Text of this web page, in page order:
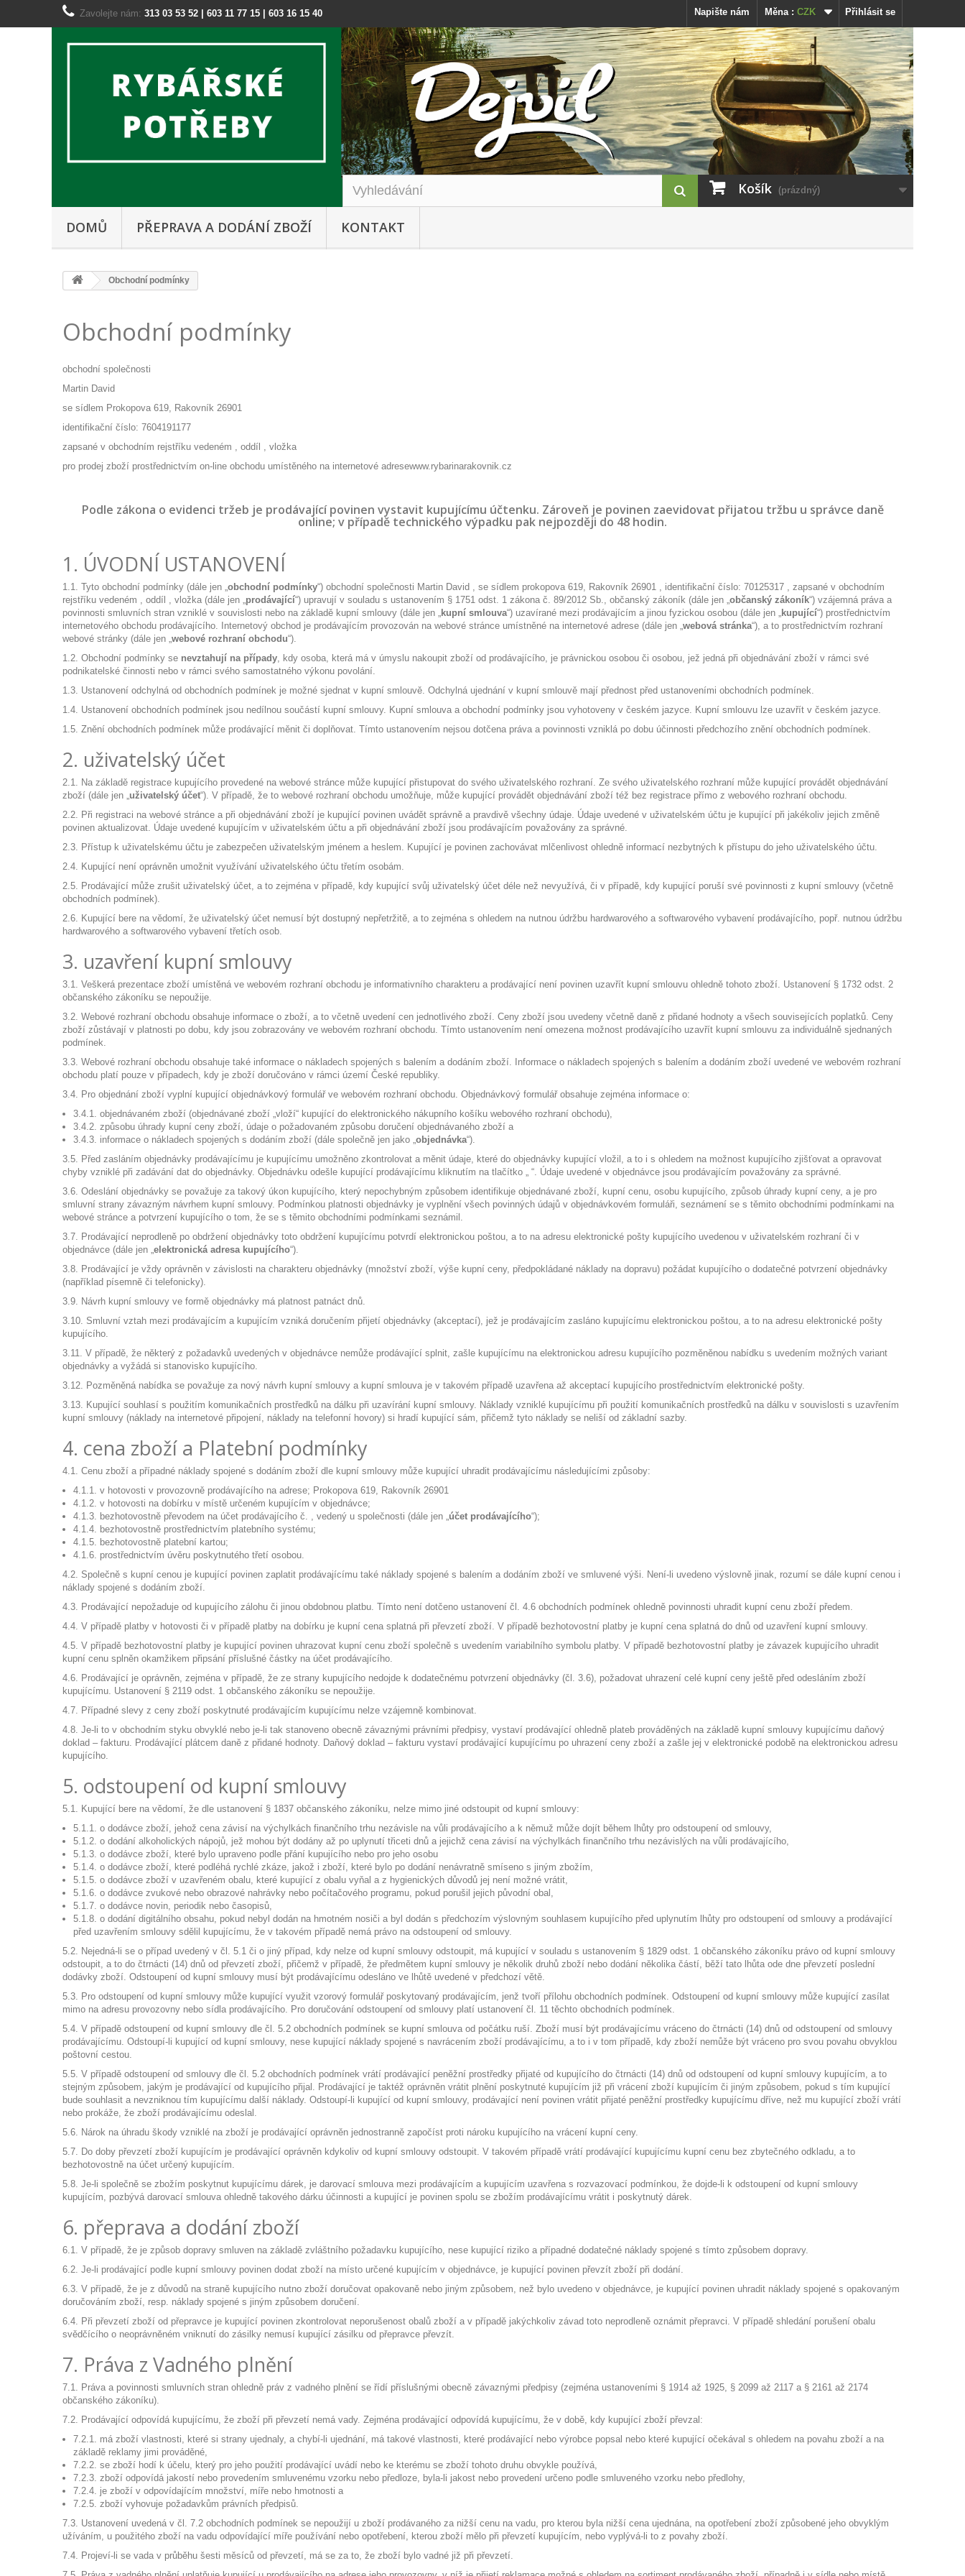
Přihlásit se
Měna : CZK
Napište nám
Zavolejte nám: 313 03 53 52 | 603 11 77 15 | 603 16 15 40
Košík (prázdný)
DOMŮ PŘEPRAVA A DODÁNÍ ZBOŽÍ KONTAKT
Obchodní podmínky
Obchodní podmínky
obchodní společnosti
Martin David
se sídlem Prokopova 619, Rakovník 26901
identifikační číslo: 7604191177
zapsané v obchodním rejstříku vedeném , oddíl , vložka
pro prodej zboží prostřednictvím on-line obchodu umístěného na internetové adresewww.rybarinarakovnik.cz
Podle zákona o evidenci tržeb je prodávající povinen vystavit kupujícímu účtenku. Zároveň je povinen zaevidovat přijatou tržbu u správce daně
online; v případě technického výpadku pak nejpozději do 48 hodin.
1. ÚVODNÍ USTANOVENÍ
1.1. Tyto obchodní podmínky (dále jen „obchodní podmínky“) obchodní společnosti Martin David , se sídlem prokopova 619, Rakovník 26901 , identifikační číslo: 70125317 , zapsané v obchodním
rejstříku vedeném , oddíl , vložka (dále jen „prodávající“) upravují v souladu s ustanovením § 1751 odst. 1 zákona č. 89/2012 Sb., občanský zákoník (dále jen „občanský zákoník“) vzájemná práva a
povinnosti smluvních stran vzniklé v souvislosti nebo na základě kupní smlouvy (dále jen „kupní smlouva“) uzavírané mezi prodávajícím a jinou fyzickou osobou (dále jen „kupující“) prostřednictvím
internetového obchodu prodávajícího. Internetový obchod je prodávajícím provozován na webové stránce umístněné na internetové adrese (dále jen „webová stránka“), a to prostřednictvím rozhraní
webové stránky (dále jen „webové rozhraní obchodu“).
1.2. Obchodní podmínky se nevztahují na případy, kdy osoba, která má v úmyslu nakoupit zboží od prodávajícího, je právnickou osobou či osobou, jež jedná při objednávání zboží v rámci své
podnikatelské činnosti nebo v rámci svého samostatného výkonu povolání.
1.3. Ustanovení odchylná od obchodních podmínek je možné sjednat v kupní smlouvě. Odchylná ujednání v kupní smlouvě mají přednost před ustanoveními obchodních podmínek.
1.4. Ustanovení obchodních podmínek jsou nedílnou součástí kupní smlouvy. Kupní smlouva a obchodní podmínky jsou vyhotoveny v českém jazyce. Kupní smlouvu lze uzavřít v českém jazyce.
1.5. Znění obchodních podmínek může prodávající měnit či doplňovat. Tímto ustanovením nejsou dotčena práva a povinnosti vzniklá po dobu účinnosti předchozího znění obchodních podmínek.
2. uživatelský účet
2.1. Na základě registrace kupujícího provedené na webové stránce může kupující přistupovat do svého uživatelského rozhraní. Ze svého uživatelského rozhraní může kupující provádět objednávání
zboží (dále jen „uživatelský účet“). V případě, že to webové rozhraní obchodu umožňuje, může kupující provádět objednávání zboží též bez registrace přímo z webového rozhraní obchodu.
2.2. Při registraci na webové stránce a při objednávání zboží je kupující povinen uvádět správně a pravdivě všechny údaje. Údaje uvedené v uživatelském účtu je kupující při jakékoliv jejich změně
povinen aktualizovat. Údaje uvedené kupujícím v uživatelském účtu a při objednávání zboží jsou prodávajícím považovány za správné.
2.3. Přístup k uživatelskému účtu je zabezpečen uživatelským jménem a heslem. Kupující je povinen zachovávat mlčenlivost ohledně informací nezbytných k přístupu do jeho uživatelského účtu.
2.4. Kupující není oprávněn umožnit využívání uživatelského účtu třetím osobám.
2.5. Prodávající může zrušit uživatelský účet, a to zejména v případě, kdy kupující svůj uživatelský účet déle než nevyužívá, či v případě, kdy kupující poruší své povinnosti z kupní smlouvy (včetně
obchodních podmínek).
2.6. Kupující bere na vědomí, že uživatelský účet nemusí být dostupný nepřetržitě, a to zejména s ohledem na nutnou údržbu hardwarového a softwarového vybavení prodávajícího, popř. nutnou údržbu
hardwarového a softwarového vybavení třetích osob.
3. uzavření kupní smlouvy
3.1. Veškerá prezentace zboží umístěná ve webovém rozhraní obchodu je informativního charakteru a prodávající není povinen uzavřít kupní smlouvu ohledně tohoto zboží. Ustanovení § 1732 odst. 2
občanského zákoníku se nepoužije.
3.2. Webové rozhraní obchodu obsahuje informace o zboží, a to včetně uvedení cen jednotlivého zboží. Ceny zboží jsou uvedeny včetně daně z přidané hodnoty a všech souvisejících poplatků. Ceny
zboží zůstávají v platnosti po dobu, kdy jsou zobrazovány ve webovém rozhraní obchodu. Tímto ustanovením není omezena možnost prodávajícího uzavřít kupní smlouvu za individuálně sjednaných
podmínek.
3.3. Webové rozhraní obchodu obsahuje také informace o nákladech spojených s balením a dodáním zboží. Informace o nákladech spojených s balením a dodáním zboží uvedené ve webovém rozhraní
obchodu platí pouze v případech, kdy je zboží doručováno v rámci území České republiky.
3.4. Pro objednání zboží vyplní kupující objednávkový formulář ve webovém rozhraní obchodu. Objednávkový formulář obsahuje zejména informace o:
3.4.1. objednávaném zboží (objednávané zboží „vloží“ kupující do elektronického nákupního košíku webového rozhraní obchodu),
3.4.2. způsobu úhrady kupní ceny zboží, údaje o požadovaném způsobu doručení objednávaného zboží a
3.4.3. informace o nákladech spojených s dodáním zboží (dále společně jen jako „objednávka“).
3.5. Před zasláním objednávky prodávajícímu je kupujícímu umožněno zkontrolovat a měnit údaje, které do objednávky kupující vložil, a to i s ohledem na možnost kupujícího zjišťovat a opravovat
chyby vzniklé při zadávání dat do objednávky. Objednávku odešle kupující prodávajícímu kliknutím na tlačítko „ “. Údaje uvedené v objednávce jsou prodávajícím považovány za správné.
3.6. Odeslání objednávky se považuje za takový úkon kupujícího, který nepochybným způsobem identifikuje objednávané zboží, kupní cenu, osobu kupujícího, způsob úhrady kupní ceny, a je pro
smluvní strany závazným návrhem kupní smlouvy. Podmínkou platnosti objednávky je vyplnění všech povinných údajů v objednávkovém formuláři, seznámení se s těmito obchodními podmínkami na
webové stránce a potvrzení kupujícího o tom, že se s těmito obchodními podmínkami seznámil.
3.7. Prodávající neprodleně po obdržení objednávky toto obdržení kupujícímu potvrdí elektronickou poštou, a to na adresu elektronické pošty kupujícího uvedenou v uživatelském rozhraní či v
objednávce (dále jen „elektronická adresa kupujícího“).
3.8. Prodávající je vždy oprávněn v závislosti na charakteru objednávky (množství zboží, výše kupní ceny, předpokládané náklady na dopravu) požádat kupujícího o dodatečné potvrzení objednávky
(například písemně či telefonicky).
3.9. Návrh kupní smlouvy ve formě objednávky má platnost patnáct dnů.
3.10. Smluvní vztah mezi prodávajícím a kupujícím vzniká doručením přijetí objednávky (akceptací), jež je prodávajícím zasláno kupujícímu elektronickou poštou, a to na adresu elektronické pošty
kupujícího.
3.11. V případě, že některý z požadavků uvedených v objednávce nemůže prodávající splnit, zašle kupujícímu na elektronickou adresu kupujícího pozměněnou nabídku s uvedením možných variant
objednávky a vyžádá si stanovisko kupujícího.
3.12. Pozměněná nabídka se považuje za nový návrh kupní smlouvy a kupní smlouva je v takovém případě uzavřena až akceptací kupujícího prostřednictvím elektronické pošty.
3.13. Kupující souhlasí s použitím komunikačních prostředků na dálku při uzavírání kupní smlouvy. Náklady vzniklé kupujícímu při použití komunikačních prostředků na dálku v souvislosti s uzavřením
kupní smlouvy (náklady na internetové připojení, náklady na telefonní hovory) si hradí kupující sám, přičemž tyto náklady se neliší od základní sazby.
4. cena zboží a Platební podmínky
4.1. Cenu zboží a případné náklady spojené s dodáním zboží dle kupní smlouvy může kupující uhradit prodávajícímu následujícími způsoby:
4.1.1. v hotovosti v provozovně prodávajícího na adrese; Prokopova 619, Rakovník 26901
4.1.2. v hotovosti na dobírku v místě určeném kupujícím v objednávce;
4.1.3. bezhotovostně převodem na účet prodávajícího č. , vedený u společnosti (dále jen „účet prodávajícího“);
4.1.4. bezhotovostně prostřednictvím platebního systému;
4.1.5. bezhotovostně platební kartou;
4.1.6. prostřednictvím úvěru poskytnutého třetí osobou.
4.2. Společně s kupní cenou je kupující povinen zaplatit prodávajícímu také náklady spojené s balením a dodáním zboží ve smluvené výši. Není-li uvedeno výslovně jinak, rozumí se dále kupní cenou i
náklady spojené s dodáním zboží.
4.3. Prodávající nepožaduje od kupujícího zálohu či jinou obdobnou platbu. Tímto není dotčeno ustanovení čl. 4.6 obchodních podmínek ohledně povinnosti uhradit kupní cenu zboží předem.
4.4. V případě platby v hotovosti či v případě platby na dobírku je kupní cena splatná při převzetí zboží. V případě bezhotovostní platby je kupní cena splatná do dnů od uzavření kupní smlouvy.
4.5. V případě bezhotovostní platby je kupující povinen uhrazovat kupní cenu zboží společně s uvedením variabilního symbolu platby. V případě bezhotovostní platby je závazek kupujícího uhradit
kupní cenu splněn okamžikem připsání příslušné částky na účet prodávajícího.
4.6. Prodávající je oprávněn, zejména v případě, že ze strany kupujícího nedojde k dodatečnému potvrzení objednávky (čl. 3.6), požadovat uhrazení celé kupní ceny ještě před odesláním zboží
kupujícímu. Ustanovení § 2119 odst. 1 občanského zákoníku se nepoužije.
4.7. Případné slevy z ceny zboží poskytnuté prodávajícím kupujícímu nelze vzájemně kombinovat.
4.8. Je-li to v obchodním styku obvyklé nebo je-li tak stanoveno obecně závaznými právními předpisy, vystaví prodávající ohledně plateb prováděných na základě kupní smlouvy kupujícímu daňový
doklad – fakturu. Prodávající plátcem daně z přidané hodnoty. Daňový doklad – fakturu vystaví prodávající kupujícímu po uhrazení ceny zboží a zašle jej v elektronické podobě na elektronickou adresu
kupujícího.
5. odstoupení od kupní smlouvy
5.1. Kupující bere na vědomí, že dle ustanovení § 1837 občanského zákoníku, nelze mimo jiné odstoupit od kupní smlouvy:
5.1.1. o dodávce zboží, jehož cena závisí na výchylkách finančního trhu nezávisle na vůli prodávajícího a k němuž může dojít během lhůty pro odstoupení od smlouvy,
5.1.2. o dodání alkoholických nápojů, jež mohou být dodány až po uplynutí třiceti dnů a jejichž cena závisí na výchylkách finančního trhu nezávislých na vůli prodávajícího,
5.1.3. o dodávce zboží, které bylo upraveno podle přání kupujícího nebo pro jeho osobu
5.1.4. o dodávce zboží, které podléhá rychlé zkáze, jakož i zboží, které bylo po dodání nenávratně smíseno s jiným zbožím,
5.1.5. o dodávce zboží v uzavřeném obalu, které kupující z obalu vyňal a z hygienických důvodů jej není možné vrátit,
5.1.6. o dodávce zvukové nebo obrazové nahrávky nebo počítačového programu, pokud porušil jejich původní obal,
5.1.7. o dodávce novin, periodik nebo časopisů,
5.1.8. o dodání digitálního obsahu, pokud nebyl dodán na hmotném nosiči a byl dodán s předchozím výslovným souhlasem kupujícího před uplynutím lhůty pro odstoupení od smlouvy a prodávající
před uzavřením smlouvy sdělil kupujícímu, že v takovém případě nemá právo na odstoupení od smlouvy.
5.2. Nejedná-li se o případ uvedený v čl. 5.1 či o jiný případ, kdy nelze od kupní smlouvy odstoupit, má kupující v souladu s ustanovením § 1829 odst. 1 občanského zákoníku právo od kupní smlouvy
odstoupit, a to do čtrnácti (14) dnů od převzetí zboží, přičemž v případě, že předmětem kupní smlouvy je několik druhů zboží nebo dodání několika částí, běží tato lhůta ode dne převzetí poslední
dodávky zboží. Odstoupení od kupní smlouvy musí být prodávajícímu odesláno ve lhůtě uvedené v předchozí větě.
5.3. Pro odstoupení od kupní smlouvy může kupující využit vzorový formulář poskytovaný prodávajícím, jenž tvoří přílohu obchodních podmínek. Odstoupení od kupní smlouvy může kupující zasílat
mimo na adresu provozovny nebo sídla prodávajícího. Pro doručování odstoupení od smlouvy platí ustanovení čl. 11 těchto obchodních podmínek.
5.4. V případě odstoupení od kupní smlouvy dle čl. 5.2 obchodních podmínek se kupní smlouva od počátku ruší. Zboží musí být prodávajícímu vráceno do čtrnácti (14) dnů od odstoupení od smlouvy
prodávajícímu. Odstoupí-li kupující od kupní smlouvy, nese kupující náklady spojené s navrácením zboží prodávajícímu, a to i v tom případě, kdy zboží nemůže být vráceno pro svou povahu obvyklou
poštovní cestou.
5.5. V případě odstoupení od smlouvy dle čl. 5.2 obchodních podmínek vrátí prodávající peněžní prostředky přijaté od kupujícího do čtrnácti (14) dnů od odstoupení od kupní smlouvy kupujícím, a to
stejným způsobem, jakým je prodávající od kupujícího přijal. Prodávající je taktéž oprávněn vrátit plnění poskytnuté kupujícím již při vrácení zboží kupujícím či jiným způsobem, pokud s tím kupující
bude souhlasit a nevzniknou tím kupujícímu další náklady. Odstoupí-li kupující od kupní smlouvy, prodávající není povinen vrátit přijaté peněžní prostředky kupujícímu dříve, než mu kupující zboží vrátí
nebo prokáže, že zboží prodávajícímu odeslal.
5.6. Nárok na úhradu škody vzniklé na zboží je prodávající oprávněn jednostranně započíst proti nároku kupujícího na vrácení kupní ceny.
5.7. Do doby převzetí zboží kupujícím je prodávající oprávněn kdykoliv od kupní smlouvy odstoupit. V takovém případě vrátí prodávající kupujícímu kupní cenu bez zbytečného odkladu, a to
bezhotovostně na účet určený kupujícím.
5.8. Je-li společně se zbožím poskytnut kupujícímu dárek, je darovací smlouva mezi prodávajícím a kupujícím uzavřena s rozvazovací podmínkou, že dojde-li k odstoupení od kupní smlouvy
kupujícím, pozbývá darovací smlouva ohledně takového dárku účinnosti a kupující je povinen spolu se zbožím prodávajícímu vrátit i poskytnutý dárek.
6. přeprava a dodání zboží
6.1. V případě, že je způsob dopravy smluven na základě zvláštního požadavku kupujícího, nese kupující riziko a případné dodatečné náklady spojené s tímto způsobem dopravy.
6.2. Je-li prodávající podle kupní smlouvy povinen dodat zboží na místo určené kupujícím v objednávce, je kupující povinen převzít zboží při dodání.
6.3. V případě, že je z důvodů na straně kupujícího nutno zboží doručovat opakovaně nebo jiným způsobem, než bylo uvedeno v objednávce, je kupující povinen uhradit náklady spojené s opakovaným
doručováním zboží, resp. náklady spojené s jiným způsobem doručení.
6.4. Při převzetí zboží od přepravce je kupující povinen zkontrolovat neporušenost obalů zboží a v případě jakýchkoliv závad toto neprodleně oznámit přepravci. V případě shledání porušení obalu
svědčícího o neoprávněném vniknutí do zásilky nemusí kupující zásilku od přepravce převzít.
7. Práva z Vadného plnění
7.1. Práva a povinnosti smluvních stran ohledně práv z vadného plnění se řídí příslušnými obecně závaznými předpisy (zejména ustanoveními § 1914 až 1925, § 2099 až 2117 a § 2161 až 2174
občanského zákoníku).
7.2. Prodávající odpovídá kupujícímu, že zboží při převzetí nemá vady. Zejména prodávající odpovídá kupujícímu, že v době, kdy kupující zboží převzal:
7.2.1. má zboží vlastnosti, které si strany ujednaly, a chybí-li ujednání, má takové vlastnosti, které prodávající nebo výrobce popsal nebo které kupující očekával s ohledem na povahu zboží a na
základě reklamy jimi prováděné,
7.2.2. se zboží hodí k účelu, který pro jeho použití prodávající uvádí nebo ke kterému se zboží tohoto druhu obvykle používá,
7.2.3. zboží odpovídá jakostí nebo provedením smluvenému vzorku nebo předloze, byla-li jakost nebo provedení určeno podle smluveného vzorku nebo předlohy,
7.2.4. je zboží v odpovídajícím množství, míře nebo hmotnosti a
7.2.5. zboží vyhovuje požadavkům právních předpisů.
7.3. Ustanovení uvedená v čl. 7.2 obchodních podmínek se nepoužijí u zboží prodávaného za nižší cenu na vadu, pro kterou byla nižší cena ujednána, na opotřebení zboží způsobené jeho obvyklým
užíváním, u použitého zboží na vadu odpovídající míře používání nebo opotřebení, kterou zboží mělo při převzetí kupujícím, nebo vyplývá-li to z povahy zboží.
7.4. Projeví-li se vada v průběhu šesti měsíců od převzetí, má se za to, že zboží bylo vadné již při převzetí.